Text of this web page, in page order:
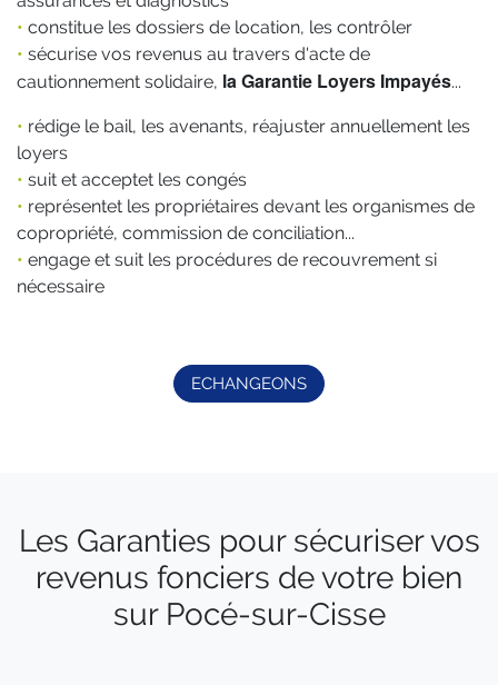
• constitue les dossiers de location, les contrôler
• sécurise vos revenus au travers d'acte de
cautionnement solidaire, la Garantie Loyers Impayés...
• rédige le bail, les avenants, réajuster annuellement les
loyers
• suit et acceptet les congés
• représentet les propriétaires devant les organismes de
copropriété, commission de conciliation...
• engage et suit les procédures de recouvrement si
nécessaire
ECHANGEONS
Les Garanties pour sécuriser vos
revenus fonciers de votre bien
sur Pocé-sur-Cisse